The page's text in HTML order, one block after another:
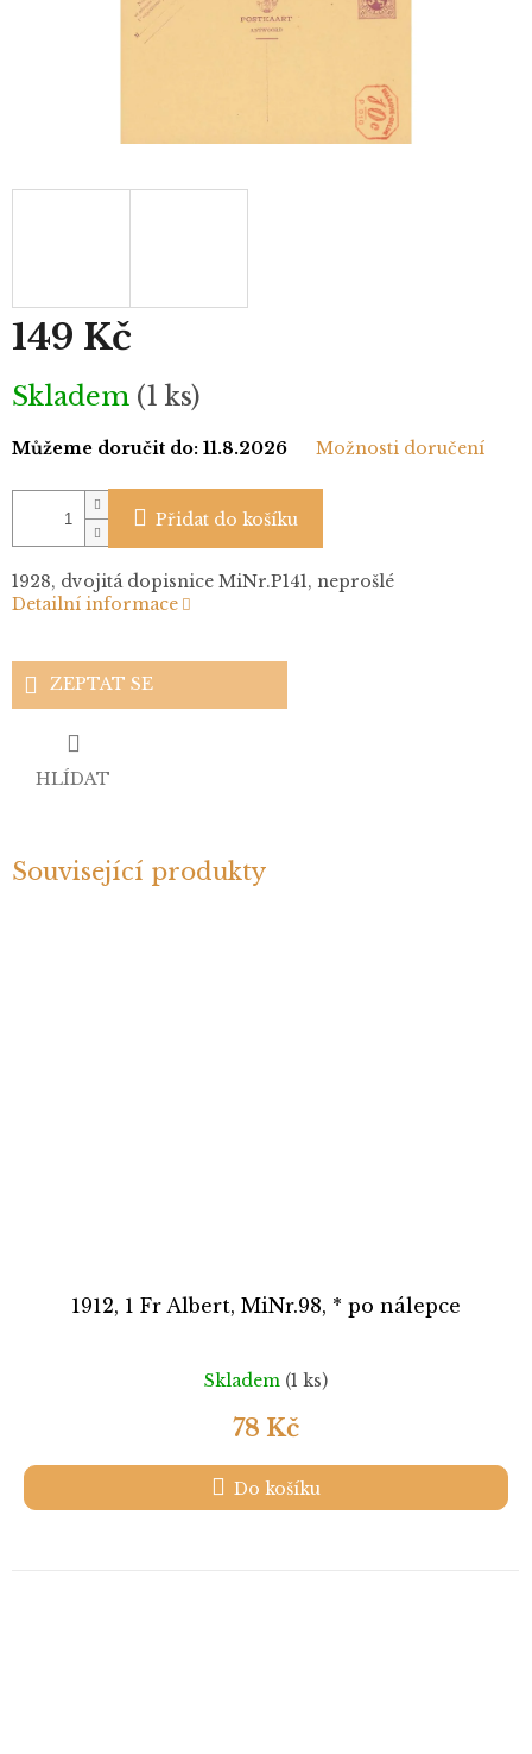
149 Kč
Měrná
cena:
Skladem (1 ks)
Můžeme doručit do: 11.8.2026 Možnosti doručení
Přidat do košíku
1928, dvojitá dopisnice MiNr.P141, neprošlé
Detailní informace
ZEPTAT SE
HLÍDAT
Související produkty
1912, 1 Fr Albert, MiNr.98, * po nálepce
Skladem (1 ks)
78 Kč
Do košíku